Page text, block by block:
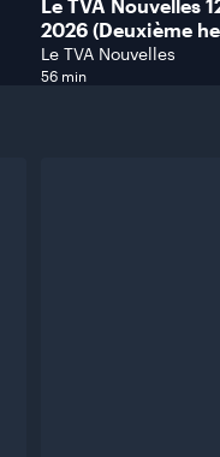
Le TVA Nouvelles
2026 (Deuxième
Le TVA Nouvelles
56 min